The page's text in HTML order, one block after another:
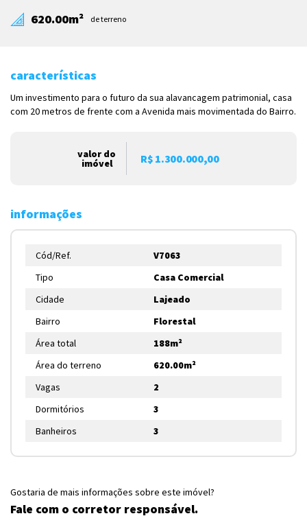
620.00m² de terreno
características
Um investimento para o futuro da sua alavancagem patrimonial, casa
com 20 metros de frente com a Avenida mais movimentada do Bairro.
valor do
imóvel R$ 1.300.000,00
informações
Cód/Ref.
V7063
Tipo
Casa Comercial
Cidade
Lajeado
Bairro
Florestal
Área total
188m²
Área do terreno
620.00m²
Vagas
2
Dormitórios
3
Banheiros
3
Gostaria de mais informações sobre este imóvel?
Fale com o corretor responsável.